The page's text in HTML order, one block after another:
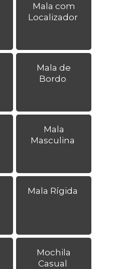
Mala com
Localizador
Mala de
Bordo
Mala
Masculina
Mala Rígida
Mochila
Casual